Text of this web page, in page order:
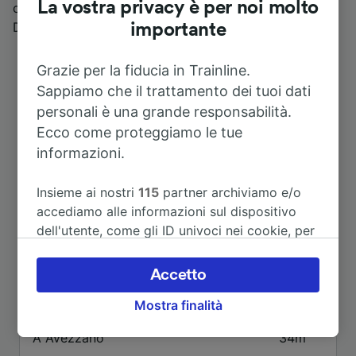
conoscere il Lago di Scanno e l’Eremo di San
Domenico.
Itinerari più popolari da Carrito-
Ortona
Durata
A Avezzano 34m
La vostra privacy è per noi molto
importante
Grazie per la fiducia in Trainline.
Sappiamo che il trattamento dei tuoi dati
personali è una grande responsabilità.
Ecco come proteggiamo le tue
informazioni.
Insieme ai nostri115 partner archiviamo e/o
accediamo alle informazioni sul dispositivo
dell'utente, come gli ID univoci nei cookie, per
accettare o gestire le proprie scelte facendo
clic di seguito, tra cui il proprio diritto di
opporsi sulla base di un interesse legittimo o
dell'informativa sulla privacy. Queste scelte
Mostra finalità
Accetto